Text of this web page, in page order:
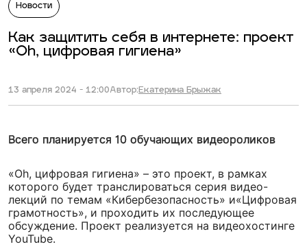
Новости
Как защитить себя в интернете: проект
«Oh, цифровая гигиена»
13 апреля 2024 - 12:00Автор:Екатерина Брыжак
Всего планируется 10 обучающих видеороликов
«Oh, цифровая гигиена» – это проект, в рамках
которого будет транслироваться серия видео-
лекций по темам «Кибербезопасность» и«Цифровая
грамотность», и проходить их последующее
обсуждение. Проект реализуется на видеохостинге
YouTube.